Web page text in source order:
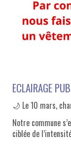
ECLAIRAGE
🌙 Le 10 mars,
Notre commune
ciblée de